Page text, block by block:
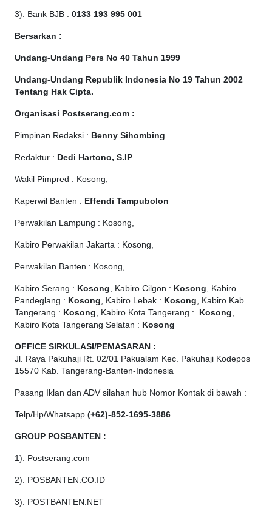
3). Bank BJB : 0133 193 995 001
Bersarkan :
Undang-Undang Pers No 40 Tahun 1999
Undang-Undang Republik Indonesia No 19 Tahun 2002
Tentang Hak Cipta.
Organisasi Postserang.com :
Pimpinan Redaksi : Benny Sihombing
Redaktur : Dedi Hartono, S.IP
Wakil Pimpred : Kosong,
Kaperwil Banten : Effendi Tampubolon
Perwakilan Lampung : Kosong,
Kabiro Perwakilan Jakarta : Kosong,
Perwakilan Banten : Kosong,
Kabiro Serang : Kosong, Kabiro Cilgon : Kosong, Kabiro
Pandeglang : Kosong, Kabiro Lebak : Kosong, Kabiro Kab.
Tangerang : Kosong, Kabiro Kota Tangerang : Kosong,
Kabiro Kota Tangerang Selatan : Kosong
OFFICE SIRKULASI/PEMASARAN :
Jl. Raya Pakuhaji Rt. 02/01 Pakualam Kec. Pakuhaji Kodepos
15570 Kab. Tangerang-Banten-Indonesia
Pasang Iklan dan ADV silahan hub Nomor Kontak di bawah :
Telp/Hp/Whatsapp (+62)-852-1695-3886
GROUP POSBANTEN :
1). Postserang.com
2). POSBANTEN.CO.ID
3). POSTBANTEN.NET